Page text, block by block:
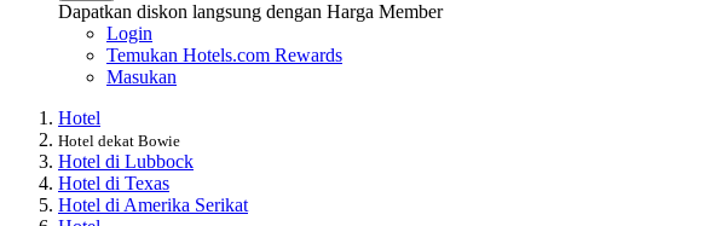
Dapatkan diskon langsung dengan Harga Member
Login
Temukan Hotels.com Rewards
Masukan
Hotel
Hotel dekat Bowie
Hotel di Lubbock
Hotel di Texas
Hotel di Amerika Serikat